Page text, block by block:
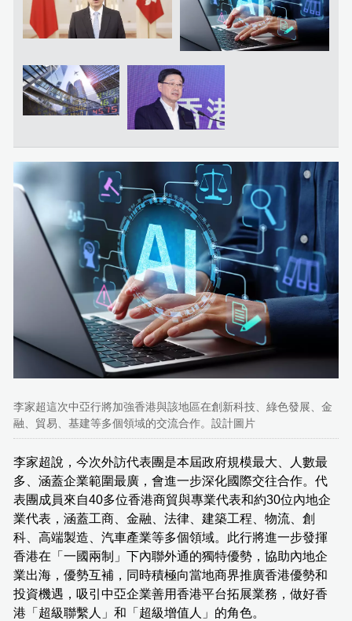
李家超這次中亞行將加強香港與該地區在創新科技、綠色發展、金
融、貿易、基建等多個領域的交流合作。設計圖片
李家超說，今次外訪代表團是本屆政府規模最大、人數最
多、涵蓋企業範圍最廣，會進一步深化國際交往合作。代
表團成員來自40多位香港商貿與專業代表和約30位內地企
業代表，涵蓋工商、金融、法律、建築工程、物流、創
科、高端製造、汽車產業等多個領域。此行將進一步發揮
香港在「一國兩制」下內聯外通的獨特優勢，協助內地企
業出海，優勢互補，同時積極向當地商界推廣香港優勢和
投資機遇，吸引中亞企業善用香港平台拓展業務，做好香
港「超級聯繫人」和「超級增值人」的角色。